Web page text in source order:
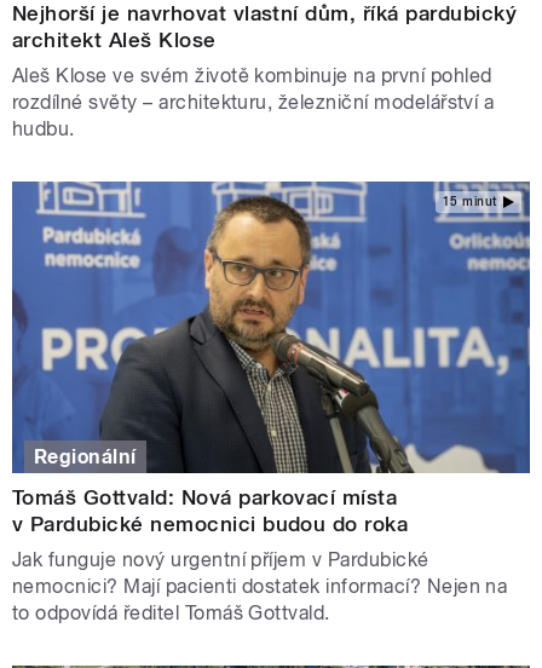
Nejhorší je navrhovat vlastní dům, říká pardubický
architekt Aleš Klose
Aleš Klose ve svém životě kombinuje na první pohled
rozdílné světy – architekturu, železniční modelářství a
hudbu.
15 minut
Regionální
Tomáš Gottvald: Nová parkovací místa
v Pardubické nemocnici budou do roka
Jak funguje nový urgentní příjem v Pardubické
nemocnici? Mají pacienti dostatek informací? Nejen na
to odpovídá ředitel Tomáš Gottvald.